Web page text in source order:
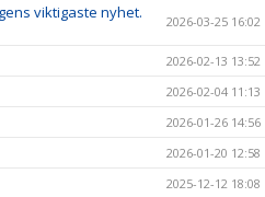
viktigaste nyhet.
2026-03-25 16:02
2026-02-13 13:52
2026-02-04 11:13
2026-01-26 14:56
2026-01-20 12:58
2025-12-12 18:08